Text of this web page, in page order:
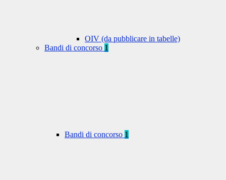
OIV (da pubblicare in tabelle)
Bandi di concorso 1
Bandi di concorso 1